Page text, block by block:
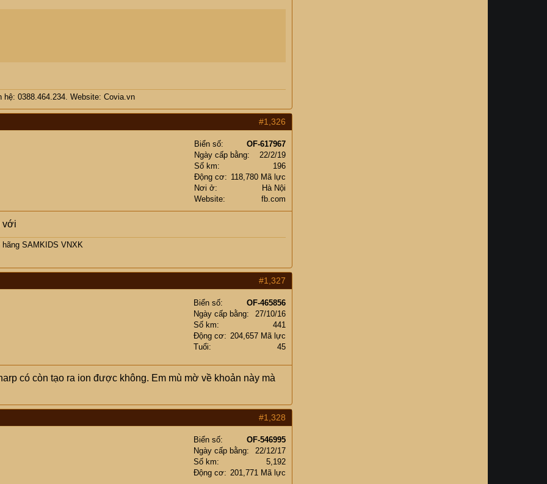
1 đổi 1.
các cụ yên tâm.
em tên Nhật sinh năm 1985.
0388.464.234. Website: Covia.vn
#1,326
Biển số
OF-617967
Ngày cấp bằng
22/2/19
Số km
196
Động cơ
118,780 Mã lực
Nơi ở
Hà Nội
Website
fb.com
với
SAMKIDS VNXK
#1,327
Biển số
OF-465856
Ngày cấp bằng
27/10/16
Số km
441
Động cơ
204,657 Mã lực
Tuổi
45
có còn tạo ra ion được không. Em mù mờ về khoản này mà
#1,328
Biển số
OF-546995
Ngày cấp bằng
22/12/17
Số km
5,192
Động cơ
201,771 Mã lực